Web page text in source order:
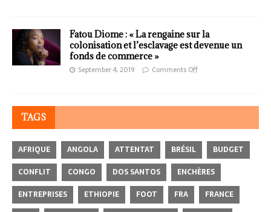
Fatou Diome : « La rengaine sur la
colonisation et l’esclavage est devenue un
fonds de commerce »
September 4, 2019 Comments Off
TAGS
AFRIQUE ANGOLA ATTENTAT BRÉSIL
BUDGET
CONFLIT
CONGO DOS SANTOS
ENCHÈRES
ENTREPRISES
ETHIOPIE FOOT FRA
FRANCE